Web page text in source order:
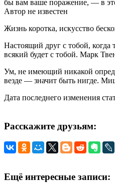
бы вам ваше поражение, — в
Автор не известен
Жизнь коротка, искусство
Настоящий друг с тобой, когда
всякий будет с тобой. Марк
Ум, не имеющий никакой
везде — значит быть нигде.
Дата последнего изменения
Расскажите друзьям:
Ещё интересные записи: